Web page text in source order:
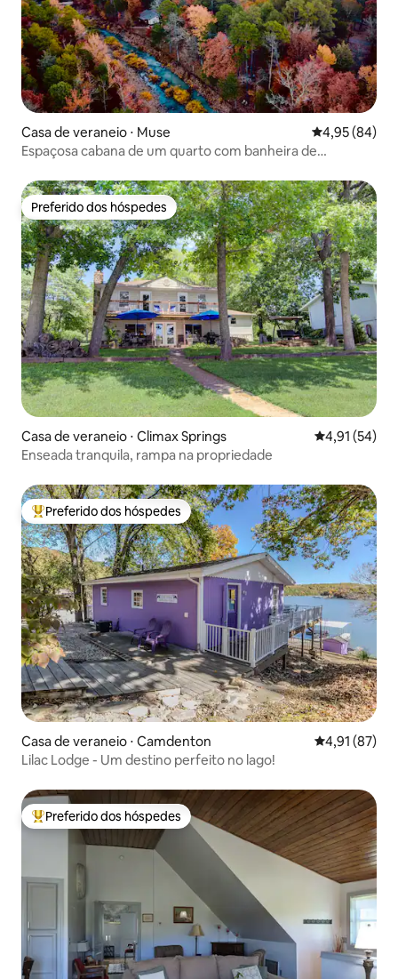
Casa de veraneio ⋅ Muse 4,95 de uma
4,95 (84)
Espaçosa cabana de um quarto com banheira de
Preferido dos hóspedes
Preferido dos hóspedes
Casa de veraneio ⋅ Climax Springs 4,91 de uma
4,91 (54)
Enseada tranquila, rampa na propriedade
Entre os melhores preferidos dos hóspedes
Preferido dos hóspedes
Casa de veraneio ⋅ Camdenton 4,91 de uma
4,91 (87)
Lilac Lodge - Um destino perfeito no lago!
Entre os melhores preferidos dos hóspedes
Preferido dos hóspedes